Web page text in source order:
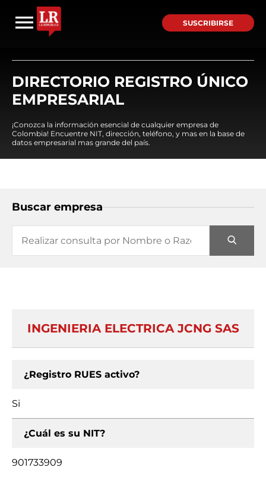
SUSCRIBIRSE
DIRECTORIO REGISTRO ÚNICO
EMPRESARIAL
¡Conozca la información esencial de cualquier empresa de
Colombia! Encuentre NIT, dirección, teléfono, y mas en la base de
datos empresarial mas grande del país.
Buscar empresa
INGENIERIA ELECTRICA JCNG SAS
¿Registro RUES activo?
Si
¿Cuál es su NIT?
901733909